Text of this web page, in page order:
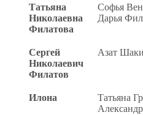
Татьяна
Николаевна
Филатова
Софья
Дарья
Сергей
Николаевич
Филатов
Азат
Илона
Татьяна